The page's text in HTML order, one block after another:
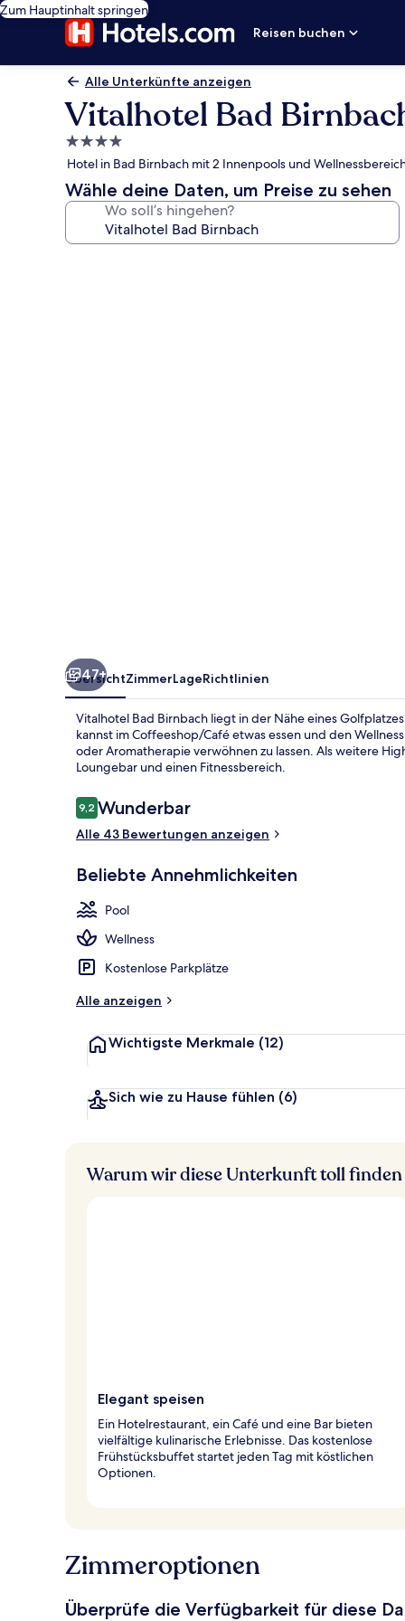
Zum Hauptinhalt springen
Reisen buchen
Alle Unterkünfte anzeigen
Vitalhotel Bad
4.0-
Sterne-
Unterkunft
Hotel in Bad Birnbach mit 2 Innenpools und
Wähle deine Daten, um Preise zu sehen
Wo soll’s hingehen?
47+
ÜbersichtZimmerLageRichtlinien
Vitalhotel Bad Birnbach liegt in der Nähe eines
kannst im Coffeeshop/Café etwas essen und den
oder Aromatherapie verwöhnen zu lassen. Als weitere
Loungebar und einen Fitnessbereich.
Bewertungen
9,29,2 von 10.
Wunderbar
Alle 43 Bewertungen anzeigen
Beliebte Annehmlichkeiten
Pool
Wellness
Kostenlose Parkplätze
Alle anzeigen
Wichtigste Merkmale (12)
Sich wie zu Hause fühlen (6)
Warum wir diese Unterkunft toll finden
Elegant speisen
Ein Hotelrestaurant, ein Café und eine Bar bieten
vielfältige kulinarische Erlebnisse. Das kostenlose
Frühstücksbuffet startet jeden Tag mit köstlichen
Optionen.
Zimmeroptionen
Überprüfe die Verfügbarkeit für diese